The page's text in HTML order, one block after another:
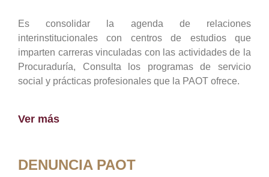
Es consolidar la agenda de relaciones
interinstitucionales con centros de estudios que
imparten carreras vinculadas con las actividades de la
Procuraduría, Consulta los programas de servicio
social y prácticas profesionales que la PAOT ofrece.
Ver más
DENUNCIA PAOT